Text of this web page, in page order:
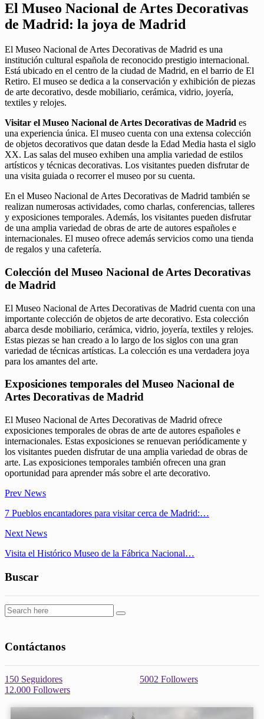
El Museo Nacional de Artes Decorativas
de Madrid: la joya de Madrid
El Museo Nacional de Artes Decorativas de Madrid es una
institución cultural española de reconocido prestigio internacional.
Está ubicado en el centro de la ciudad de Madrid, en el barrio de El
Retiro. El museo se dedica a la conservación y exhibición de piezas
de arte decorativo, desde mobiliario, cerámica, vidrio, joyería,
textiles y relojes.
Visitar el Museo Nacional de Artes Decorativas de Madrid es
una experiencia única. El museo cuenta con una extensa colección
de objetos decorativos que datan desde la Edad Media hasta el siglo
XX. Las salas del museo exhiben una amplia variedad de estilos
artísticos y técnicas decorativas. Los visitantes pueden disfrutar de
una visita guiada o recorrer el museo por su cuenta.
En el Museo Nacional de Artes Decorativas de Madrid también se
realizan numerosas actividades, como charlas, conferencias, talleres
y exposiciones temporales. Además, los visitantes pueden disfrutar
de una amplia variedad de obras de arte de autores españoles e
internacionales. El museo ofrece además servicios como una tienda
de regalos y una cafetería.
Colección del Museo Nacional de Artes Decorativas
de Madrid
El Museo Nacional de Artes Decorativas de Madrid cuenta con una
importante colección de objetos de arte decorativo. Esta colección
abarca desde mobiliario, cerámica, vidrio, joyería, textiles y relojes.
Estas piezas se han creado a lo largo de los siglos con una gran
variedad de técnicas artísticas. La colección es una verdadera joya
para los amantes del arte.
Exposiciones temporales del Museo Nacional de
Artes Decorativas de Madrid
El Museo Nacional de Artes Decorativas de Madrid ofrece
exposiciones temporales de obras de arte de autores españoles e
internacionales. Estas exposiciones se renuevan periódicamente y
los visitantes pueden disfrutar de una amplia variedad de obras de
arte. Las exposiciones temporales también ofrecen una gran
oportunidad para aprender más sobre el arte decorativo.
Prev News
7 Pueblos encantadores para visitar cerca de Madrid:…
Next News
Visita el Histórico Museo de la Fábrica Nacional…
Buscar
Contáctanos
150 Seguidores 5002 Followers
12.000 Followers